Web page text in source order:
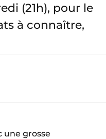
(21h), pour le
à connaître,
une grosse